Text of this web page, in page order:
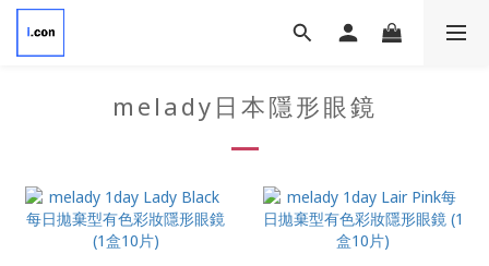
melady日本隱形眼鏡